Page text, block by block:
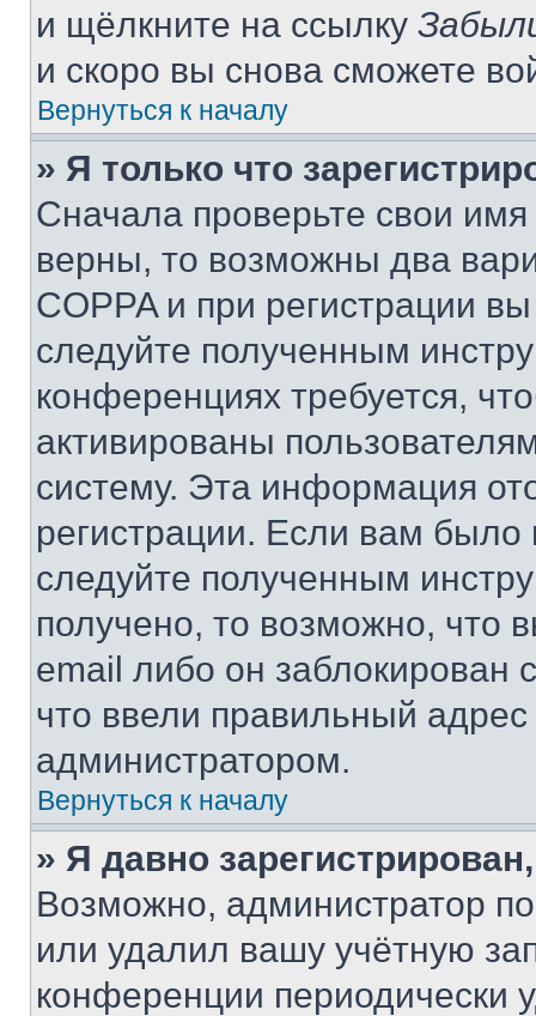
и щёлкните на ссылку
и скоро вы снова сможете
Вернуться к началу
» Я только что
Сначала проверьте свои
верны, то возможны два
COPPA и при регистрации
следуйте полученным
конференциях требуется,
активированы
систему. Эта информация
регистрации. Если вам
следуйте полученным
получено, то возможно, что
email либо он
что ввели правильный адрес
администратором.
Вернуться к началу
» Я давно
Возможно, администратор
или удалил вашу учётную
конференции периодически